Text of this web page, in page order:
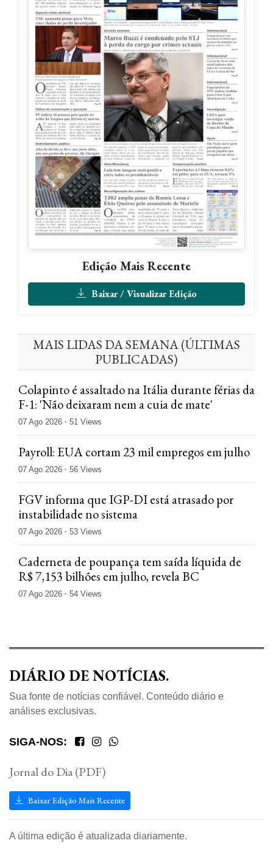
Edição Mais Recente
Baixar / Visualizar Edição
MAIS LIDAS DA SEMANA (ÚLTIMAS
PUBLICADAS)
Colapinto é assaltado na Itália durante férias da
F-1: 'Não deixaram nem a cuia de mate'
07 Ago 2026 51 Views
Payroll: EUA cortam 23 mil empregos em julho
07 Ago 2026 56 Views
FGV informa que IGP-DI está atrasado por
instabilidade no sistema
07 Ago 2026 53 Views
Caderneta de poupança tem saída líquida de
R$ 7,153 bilhões em julho, revela BC
07 Ago 2026 54 Views
DIÁRIO DE NOTÍCIAS.
Sua fonte de notícias confiável. Conteúdo diário e
análises exclusivas.
SIGA-NOS:
Jornal do Dia (PDF)
Baixar Edição Mais Recente
A última edição é atualizada diariamente.